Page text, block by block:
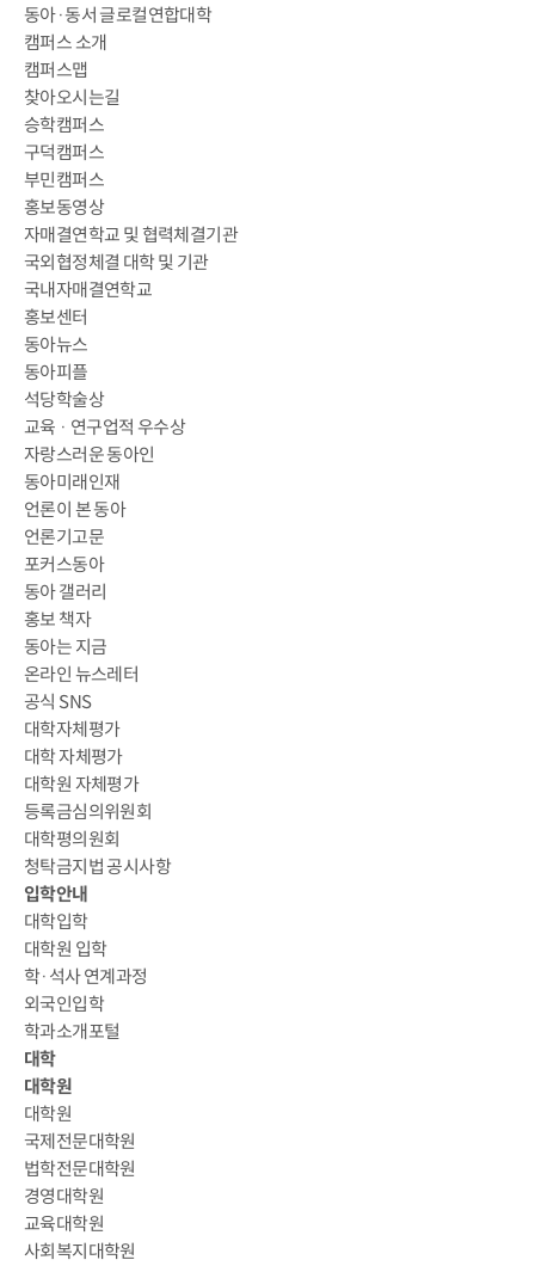
동아·동서 글로컬연합대학
캠퍼스 소개
캠퍼스맵
찾아오시는길
승학캠퍼스
구덕캠퍼스
부민캠퍼스
홍보동영상
자매결연학교 및 협력체결기관
국외협정체결 대학 및 기관
국내자매결연학교
홍보센터
동아뉴스
동아피플
석당학술상
교육 · 연구업적 우수상
자랑스러운 동아인
동아미래인재
언론이 본 동아
언론기고문
포커스동아
동아 갤러리
홍보 책자
동아는 지금
온라인 뉴스레터
공식 SNS
대학자체평가
대학 자체평가
대학원 자체평가
등록금심의위원회
대학평의원회
청탁금지법 공시사항
입학안내
대학입학
대학원 입학
학·석사 연계과정
외국인입학
학과소개포털
대학
대학원
대학원
국제전문대학원
법학전문대학원
경영대학원
교육대학원
사회복지대학원